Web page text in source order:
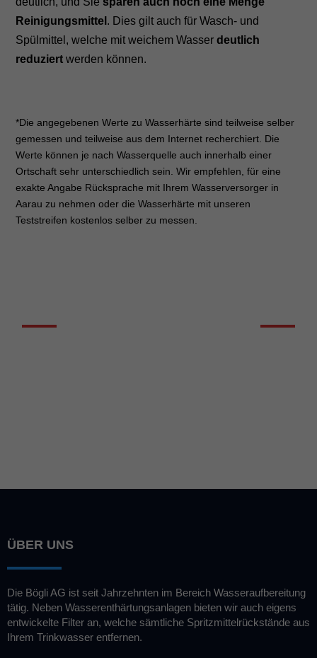
Reinigungsmittel . Dies gilt auch für Wasch- und
Spülmittel, welche mit weichem Wasserdeutlich
reduziert werden können.
*Die angegebenen Werte zu Wasserhärte sind teilweise selber
gemessen und teilweise aus dem Internet recherchiert. Die
Werte können je nach Wasserquelle auch innerhalb einer
Ortschaft sehr unterschiedlich sein. Wir empfehlen, für eine
exakte Angabe Rücksprache mit Ihrem Wasserversorger in
Aarau zu nehmen oder die Wasserhärte mit unseren
Teststreifen kostenlos selber zu messen.
ÜBER UNS
Die Bögli AG ist seit Jahrzehnten im Bereich Wasseraufbereitung
tätig. Neben Wasserenthärtungsanlagen bieten wir auch eigens
entwickelte Filter an, welche sämtliche Spritzmittelrückstände aus
Ihrem Trinkwasser entfernen.